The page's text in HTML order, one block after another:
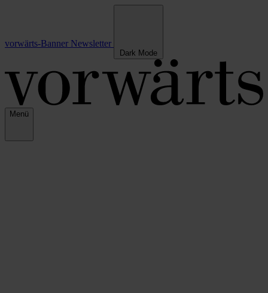
vorwärts-Banner Newsletter
Dark Mode
Menü